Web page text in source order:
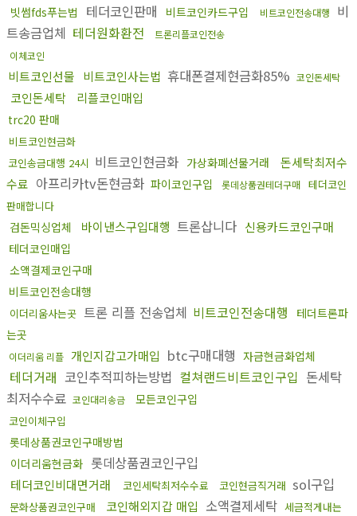
빗썸fds푸는법
테더코인판매 비트코인카드구입 비트코인전송대행
비
트송금업체 테더원화환전
트론리플코인전송
이체코인
비트코인선물 비트코인사는법 휴대폰결제현금화85% 코인돈세탁
코인돈세탁 리플코인매입
trc20 판매
비트코인현금화
코인송금대행 24시 비트코인현금화 가상화폐선물거래
돈세탁최저수
수료 아프리카tv돈현금화 파이코인구입 롯데상품권테더구매 테더코인
판매합니다
검돈믹싱업체 바이낸스구입대행 트론삽니다 신용카드코인구매
테더코인매입
소액결제코인구매
비트코인전송대행
이더리움사는곳 트론 리플 전송업체 비트코인전송대행
테더트론파
는곳
이더리움 리플 개인지갑고가매입 btc구매대행 자금현금화업체
테더거래 코인추적피하는방법 컬쳐랜드비트코인구입 돈세탁
최저수수료 코인대리송금 모든코인구입
코인이체구입
롯데상품권코인구매방법
이더리움현금화 롯데상품권코인구입
테더코인비대면거래 코인세탁최저수수료 코인현금직거래 sol구입
문화상품권코인구매 코인해외지갑 매입 소액결제세탁 세금적게내는